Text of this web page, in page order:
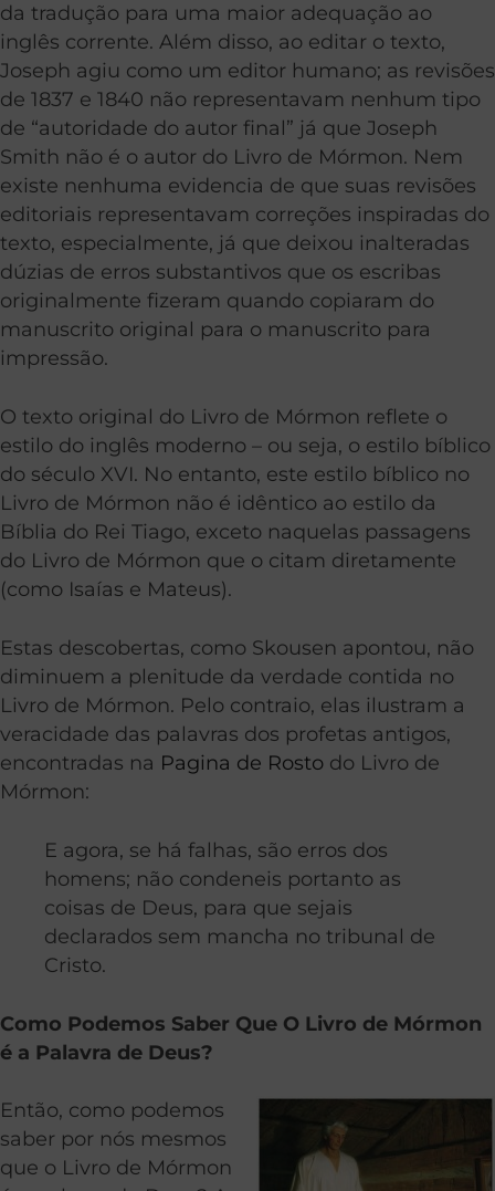
da tradução para uma maior adequação ao
inglês corrente. Além disso, ao editar o texto,
Joseph agiu como um editor humano; as revisões
de 1837 e 1840 não representavam nenhum tipo
de “autoridade do autor final” já que Joseph
Smith não é o autor do Livro de Mórmon. Nem
existe nenhuma evidencia de que suas revisões
editoriais representavam correções inspiradas do
texto, especialmente, já que deixou inalteradas
dúzias de erros substantivos que os escribas
originalmente fizeram quando copiaram do
manuscrito original para o manuscrito para
impressão.
O texto original do Livro de Mórmon reflete o
estilo do inglês moderno – ou seja, o estilo bíblico
do século XVI. No entanto, este estilo bíblico no
Livro de Mórmon não é idêntico ao estilo da
Bíblia do Rei Tiago, exceto naquelas passagens
do Livro de Mórmon que o citam diretamente
(como Isaías e Mateus).
Estas descobertas, como Skousen apontou, não
diminuem a plenitude da verdade contida no
Livro de Mórmon. Pelo contraio, elas ilustram a
veracidade das palavras dos profetas antigos,
encontradas na Pagina de Rosto do Livro de
Mórmon:
E agora, se há falhas, são erros dos
homens; não condeneis portanto as
coisas de Deus, para que sejais
declarados sem mancha no tribunal de
Cristo.
Como Podemos Saber Que O Livro de Mórmon
é a Palavra de Deus?
Então, como podemos
saber por nós mesmos
que o Livro de Mórmon